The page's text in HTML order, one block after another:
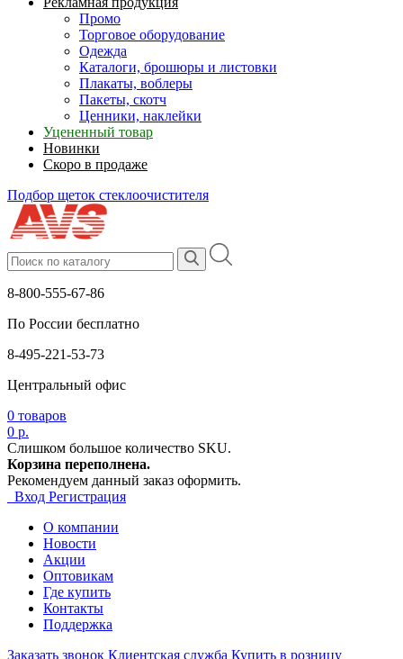
Промо
Торговое оборудование
Одежда
Каталоги, брошюры и листовки
Плакаты, воблеры
Пакеты, скотч
Ценники, наклейки
Уцененный товар
Новинки
Скоро в продаже
Подбор щеток стеклоочистителя
8-800-555-67-86
По России бесплатно
8-495-221-53-73
Центральный офис
0 товаров
0 р.
Слишком большое количество SKU.
Корзина переполнена.
Рекомендуем данный заказ оформить.
Вход Регистрация
О компании
Новости
Акции
Оптовикам
Где купить
Контакты
Поддержка
Заказать звонок Клиентская служба Купить в розницу